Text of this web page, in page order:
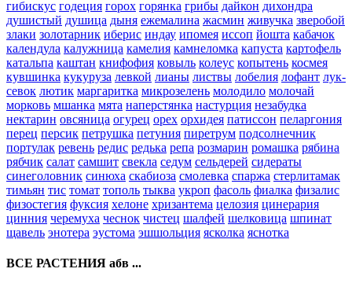
гибискус годеция горох горянка грибы дайкон дихондра
душистый душица дыня ежемалина жасмин живучка зверобой
злаки золотарник иберис индау ипомея иссоп йошта кабачок
календула калужница камелия камнеломка капуста картофель
катальпа каштан книфофия ковыль колеус копытень космея
кувшинка кукуруза левкой лианы листвы лобелия лофант лук-
севок лютик маргаритка микрозелень молодило молочай
морковь мшанка мята наперстянка настурция незабудка
нектарин овсяница огурец орех орхидея патиссон пеларгония
перец персик петрушка петуния пиретрум подсолнечник
портулак ревень редис редька репа розмарин ромашка рябина
рябчик салат самшит свекла седум сельдерей сидераты
синеголовник синюха скабиоза смолевка спаржа стерлитамак
тимьян тис томат тополь тыква укроп фасоль фиалка физалис
физостегия фуксия хелоне хризантема целозия цинерария
цинния черемуха чеснок чистец шалфей шелковица шпинат
щавель энотера эустома эшшольция ясколка яснотка
ВСЕ РАСТЕНИЯ абв ...